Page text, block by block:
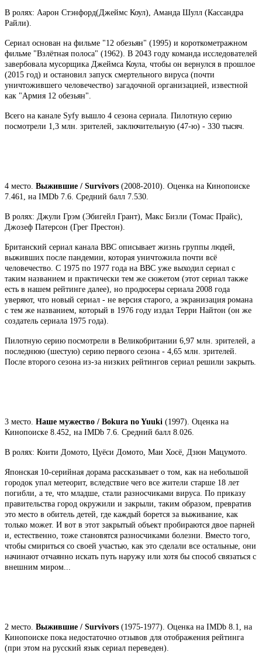
В ролях: Аарон Стэнфорд(Джеймс Коул), Аманда Шулл (Кассандра
Райли).
Сериал основан на фильме "12 обезьян" (1995) и короткометражном
фильме "Взлётная полоса" (1962). В 2043 году команда исследователей
завербовала мусорщика Джеймса Коула, чтобы он вернулся в прошлое
(2015 год) и остановил запуск смертельного вируса (почти
уничтожившего человечество) загадочной организацией, известной
как "Армия 12 обезьян".
Всего на канале Syfy вышло 4 сезона сериала. Пилотную серию
посмотрели 1,3 млн. зрителей, заключительную (47-ю) - 330 тысяч.
4 место. Выжившие / Survivors (2008-2010). Оценка на Кинопоиске
7.461, на IMDb 7.6. Средний балл 7.530.
В ролях: Джули Грэм (Эбигейл Грант), Макс Бизли (Томас Прайс),
Джозеф Патерсон (Грег Престон).
Британский сериал канала BBC описывает жизнь группы людей,
выживших после пандемии, которая уничтожила почти всё
человечество. С 1975 по 1977 года на BBC уже выходил сериал с
таким названием и практически тем же сюжетом (этот сериал также
есть в нашем рейтинге далее), но продюсеры сериала 2008 года
уверяют, что новый сериал - не версия старого, а экранизация романа
с тем же названием, который в 1976 году издал Терри Найтон (он же
создатель сериала 1975 года).
Пилотную серию посмотрели в Великобритании 6,97 млн. зрителей, а
последнюю (шестую) серию первого сезона - 4,65 млн. зрителей.
После второго сезона из-за низких рейтингов сериал решили закрыть.
3 место. Наше мужество / Bokura no Yuuki (1997). Оценка на
Кинопоиске 8.452, на IMDb 7.6. Средний балл 8.026.
В ролях: Коити Домото, Цуёси Домото, Маи Хосё, Дзюн Мацумото.
Японская 10-серийная дорама рассказывает о том, как на небольшой
городок упал метеорит, вследствие чего все жители старше 18 лет
погибли, а те, что младше, стали разносчиками вируса. По приказу
правительства город окружили и закрыли, таким образом, превратив
это место в обитель детей, где каждый борется за выживание, как
только может. И вот в этот закрытый объект пробираются двое парней
и, естественно, тоже становятся разносчиками болезни. Вместо того,
чтобы смириться со своей участью, как это сделали все остальные, они
начинают отчаянно искать путь наружу или хотя бы способ связаться с
внешним миром...
2 место. Выжившие / Survivors (1975-1977). Оценка на IMDb 8.1, на
Кинопоиске пока недостаточно отзывов для отображения рейтинга
(при этом на русский язык сериал переведен).